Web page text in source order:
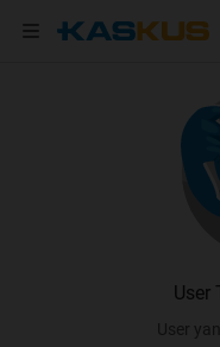
User
User